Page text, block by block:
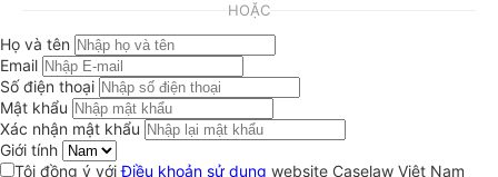
HOẶC
Họ và tên
Email
Số điện thoại
Mật khẩu
Xác nhận mật khẩu
Giới tính
Tôi đồng ý vớiĐiều khoản sử dụng website Caselaw Việt Nam